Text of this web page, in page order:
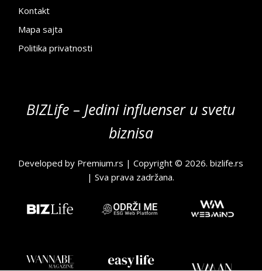
Kontakt
Mapa sajta
Politika privatnosti
BIZLife – Jedini influenser u svetu
biznisa
Developed by Premium.rs | Copyright © 2026.bizlife.rs
| Sva prava zadržana.